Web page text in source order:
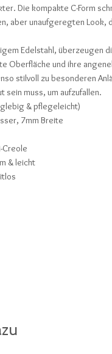
Die kompakte C-Form
aber unaufgeregten Look,
Edelstahl, überzeugen
Oberfläche und ihre
stilvoll zu besonderen
sein muss, um aufzufallen.
& pflegeleicht)
7mm Breite
Creole
& leicht